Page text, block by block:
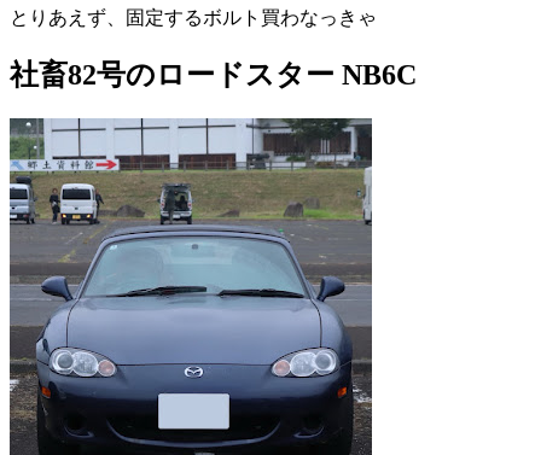
とりあえず、固定するボルト買わなっきゃ
社畜82号のロードスター NB6C